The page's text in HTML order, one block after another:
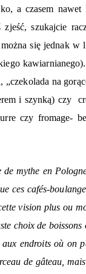
a czasem
szukajcie
się jednak
na
i szynką) czy
czy fromage-
mythe en
ces cafés-
vision plus ou
choix de
endroits où on
de gâteau,